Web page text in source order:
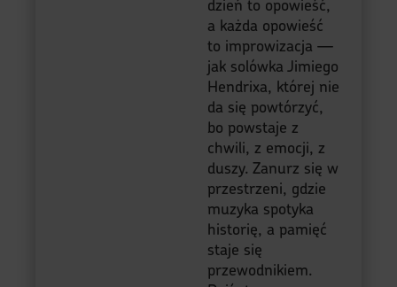
dzień to opowieść,
a każda opowieść
to improwizacja —
jak solówka Jimiego
Hendrixa, której nie
da się powtórzyć,
bo powstaje z
chwili, z emocji, z
duszy. Zanurz się w
przestrzeni, gdzie
muzyka spotyka
historię, a pamięć
staje się
przewodnikiem.